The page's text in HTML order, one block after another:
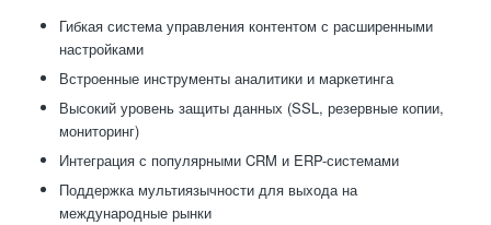
Гибкая система управления контентом с расширенными
настройками
Встроенные инструменты аналитики и маркетинга
Высокий уровень защиты данных (SSL, резервные копии,
мониторинг)
Интеграция с популярными CRM и ERP-системами
Поддержка мультиязычности для выхода на
международные рынки